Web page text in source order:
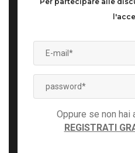
Oppure se non hai
REGISTRATI